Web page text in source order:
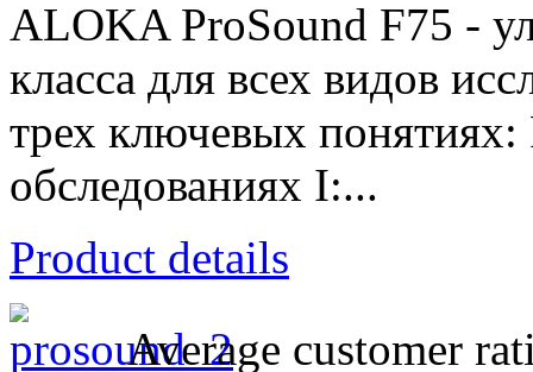
ALOKA ProSound F75 -
класса для всех видов
трех ключевых
обследованиях I:...
Product details
Average customer